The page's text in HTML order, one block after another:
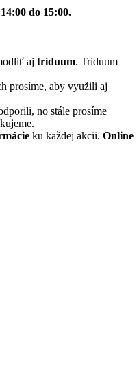
do 15:00.
aj triduum. Triduum
prosíme, aby využili aj
no stále prosíme
ku každej akcii. Online